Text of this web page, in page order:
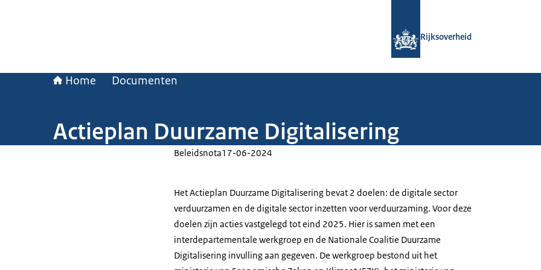
Rijksoverheid
Home Documenten
Actieplan Duurzame Digitalisering
Beleidsnota17-06-2024
Het Actieplan Duurzame Digitalisering bevat 2 doelen: de digitale sector
verduurzamen en de digitale sector inzetten voor verduurzaming. Voor deze
doelen zijn acties vastgelegd tot eind 2025. Hier is samen met een
interdepartementale werkgroep en de Nationale Coalitie Duurzame
Digitalisering invulling aan gegeven. De werkgroep bestond uit het